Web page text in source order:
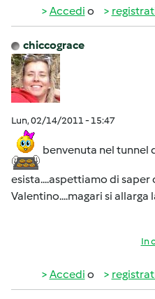
Accedi o
chiccograce
Lun, 02/14/2011 - 15:47
benvenuta nel tunnel
esista....aspettiamo di
Valentino....magari si allarga
In
Accedi o